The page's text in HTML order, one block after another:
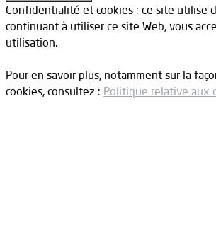
Confidentialité et cookies : ce site utilise
continuant à utiliser ce site Web, vous
utilisation.
Pour en savoir plus, notamment sur la
cookies, consultez : Politique relative aux